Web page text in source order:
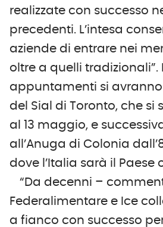
realizzate con successo
precedenti. L’intesa
aziende di entrare nei
oltre a quelli tradizionali”.
appuntamenti si
del Sial di Toronto, che si
al 13 maggio, e
all’Anuga di Colonia
dove l’Italia sarà il Paese
“Da decenni –
Federalimentare e Ice
a fianco con successo